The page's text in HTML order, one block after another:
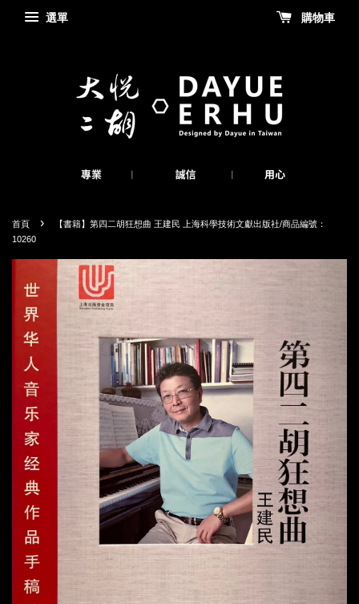
選單 購物車
首頁 ›
【書籍】第四二胡狂想曲 王建民 上海科學技術文獻出版社/商品編號：
10260